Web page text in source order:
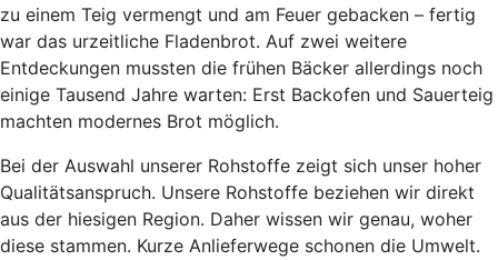
zu einem Teig vermengt und am Feuer gebacken – fertig
war das urzeitliche Fladenbrot. Auf zwei weitere
Entdeckungen mussten die frühen Bäcker allerdings noch
einige Tausend Jahre warten: Erst Backofen und Sauerteig
machten modernes Brot möglich.
Bei der Auswahl unserer Rohstoffe zeigt sich unser hoher
Qualitätsanspruch. Unsere Rohstoffe beziehen wir direkt
aus der hiesigen Region. Daher wissen wir genau, woher
diese stammen. Kurze Anlieferwege schonen die Umwelt.